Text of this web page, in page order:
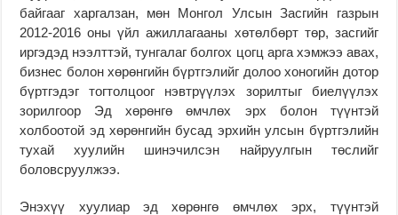
байгааг харгалзан, мөн Монгол Улсын Засгийн газрын
2012-2016 оны үйл ажиллагааны хөтөлбөрт төр, засгийг
иргэдэд нээлттэй, тунгалаг болгох цогц арга хэмжээ авах,
бизнес болон хөрөнгийн бүртгэлийг долоо хоногийн дотор
бүртгэдэг тогтолцоог нэвтрүүлэх зорилтыг биелүүлэх
зорилгоор Эд хөрөнгө өмчлөх эрх болон түүнтэй
холбоотой эд хөрөнгийн бусад эрхийн улсын бүртгэлийн
тухай хуулийн шинэчилсэн найруулгын төслийг
боловсруулжээ.
Энэхүү хуулиар эд хөрөнгө өмчлөх эрх, түүнтэй